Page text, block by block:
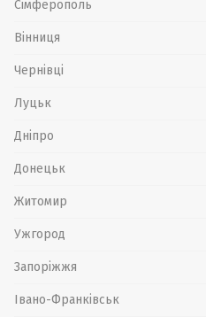
Сімферополь
Вінниця
Чернівці
Луцьк
Дніпро
Донецьк
Житомир
Ужгород
Запоріжжя
Івано-Франківськ